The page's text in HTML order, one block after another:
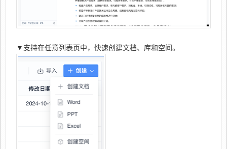
▼支持在任意列表页中，快速创建文档、库和空间。